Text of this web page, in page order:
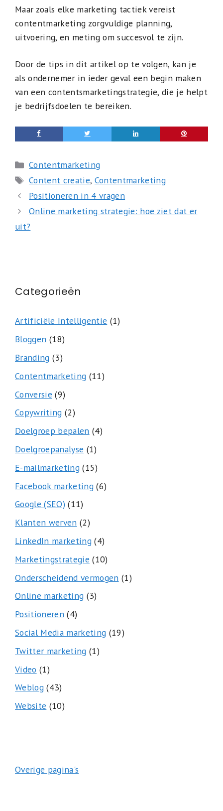
Maar zoals elke marketing tactiek vereist
contentmarketing zorgvuldige planning,
uitvoering, en meting om succesvol te zijn.
Door de tips in dit artikel op te volgen, kan je
als ondernemer in ieder geval een begin maken
van een contentsmarketingstrategie, die je helpt
je bedrijfsdoelen te bereiken.
Categorieën
Contentmarketing
Tags
Content creatie, Contentmarketing
Positioneren in 4 vragen
Online marketing strategie: hoe ziet dat er
uit?
Categorieën
Artificiële Intelligentie (1)
Bloggen (18)
Branding (3)
Contentmarketing (11)
Conversie (9)
Copywriting (2)
Doelgroep bepalen (4)
Doelgroepanalyse (1)
E-mailmarketing(15)
Facebook marketing(6)
Google (SEO)(11)
Klanten werven (2)
LinkedIn marketing(4)
Marketingstrategie (10)
Onderscheidend vermogen (1)
Online marketing (3)
Positioneren(4)
Social Media marketing (19)
Twitter marketing (1)
Video (1)
Weblog(43)
Website (10)
Overige pagina's